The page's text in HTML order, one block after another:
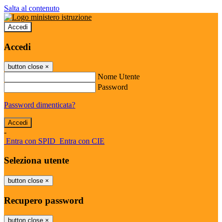
Salta al contenuto
Accedi
Accedi
button close ×
Nome Utente
Password
Password dimenticata?
-
Entra con SPID Entra con CIE
Seleziona utente
button close ×
Recupero password
button close ×